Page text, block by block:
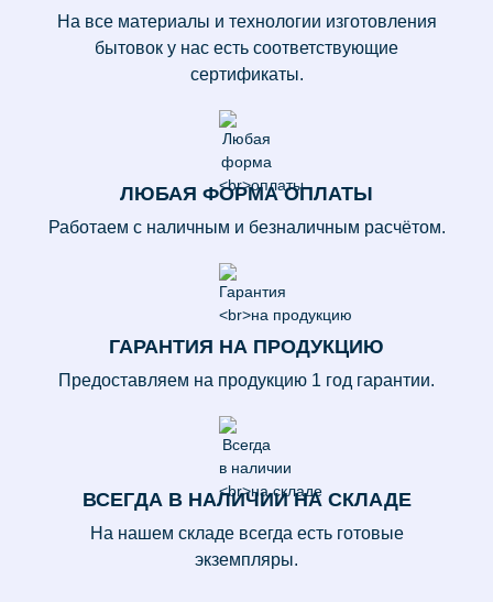
На все материалы и технологии изготовления
бытовок у нас есть соответствующие
сертификаты.
ЛЮБАЯ ФОРМАОПЛАТЫ
Работаем с наличным и безналичным расчётом.
ГАРАНТИЯ НА ПРОДУКЦИЮ
Предоставляем на продукцию 1 год гарантии.
ВСЕГДА В НАЛИЧИИНА СКЛАДЕ
На нашем складе всегда есть готовые
экземпляры.